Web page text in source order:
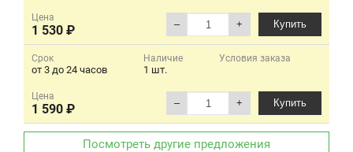
Цена
1 530 ₽ – + Купить
Срок
от 3 до 24 часов
Наличие
1 шт.
Условия заказа
Цена
1 590 ₽ – + Купить
Посмотреть другие предложения